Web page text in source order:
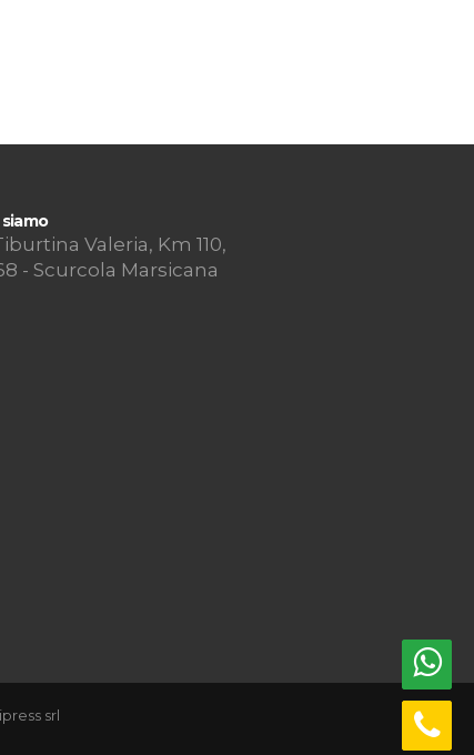
Valeria, Km 110,
- Scurcola Marsicana
srl